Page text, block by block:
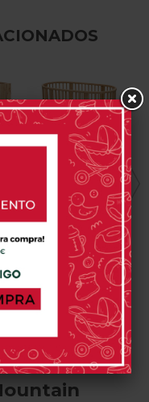
STOKKE
Cuna Stokke
Sleepi V3
669,00 €
0 opinión(es)